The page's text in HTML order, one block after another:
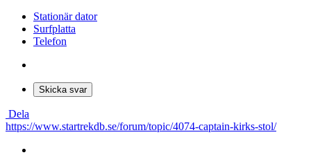
Stationär dator
Surfplatta
Telefon
Skicka svar
Dela
https://www.startrekdb.se/forum/topic/4074-captain-kirks-stol/